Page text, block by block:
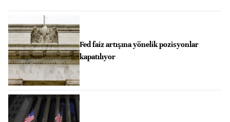
Fed faiz artışına yönelik pozisyonlar
kapatılıyor